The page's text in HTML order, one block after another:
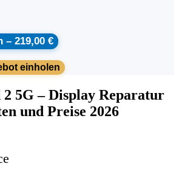
– 219,00 €
einholen
5G –Display Reparatur
und Preise 2026